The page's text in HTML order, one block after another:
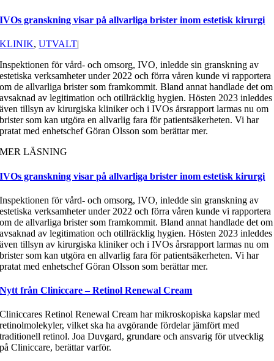
IVOs granskning visar på allvarliga brister inom estetisk kirurgi
KLINIK,UTVALT|
Inspektionen för vård- och omsorg, IVO, inledde sin granskning av
estetiska verksamheter under 2022 och förra våren kunde vi rapportera
om de allvarliga brister som framkommit. Bland annat handlade det om
avsaknad av legitimation och otillräcklig hygien. Hösten 2023 inleddes
även tillsyn av kirurgiska kliniker och i IVOs årsrapport larmas nu om
brister som kan utgöra en allvarlig fara för patientsäkerheten. Vi har
pratat med enhetschef Göran Olsson som berättar mer.
MER LÄSNING
IVOs granskning visar på allvarliga brister inom estetisk kirurgi
Inspektionen för vård- och omsorg, IVO, inledde sin granskning av
estetiska verksamheter under 2022 och förra våren kunde vi rapportera
om de allvarliga brister som framkommit. Bland annat handlade det om
avsaknad av legitimation och otillräcklig hygien. Hösten 2023 inleddes
även tillsyn av kirurgiska kliniker och i IVOs årsrapport larmas nu om
brister som kan utgöra en allvarlig fara för patientsäkerheten. Vi har
pratat med enhetschef Göran Olsson som berättar mer.
Nytt från Cliniccare – Retinol Renewal Cream
Cliniccares Retinol Renewal Cream har mikroskopiska kapslar med
retinolmolekyler, vilket ska ha avgörande fördelar jämfört med
traditionell retinol. Joa Duvgard, grundare och ansvarig för utvecklig
på Cliniccare, berättar varför.